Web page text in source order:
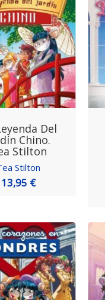
Del
Chino.
Stilton
Stilton
13,95 €